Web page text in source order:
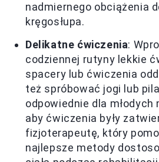
nadmiernego obciążenia
kręgosłupa.
Delikatne ćwiczenia:
codziennej rutyny lekkie
spacery lub ćwiczenia
też spróbować jogi lub
odpowiednie dla młodych
aby ćwiczenia były
fizjoterapeutę, który
najlepsze metody